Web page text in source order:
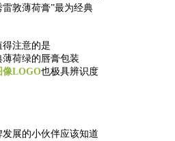
雷敦薄荷膏”最为经典
得注意的是
薄荷绿的唇膏包装
像LOGO也极具辨识度
展的小伙伴应该知道